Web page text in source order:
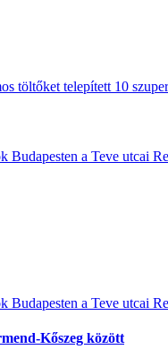
töltőket telepített 10
a Teve utcai
a Teve utcai
Kőszeg között